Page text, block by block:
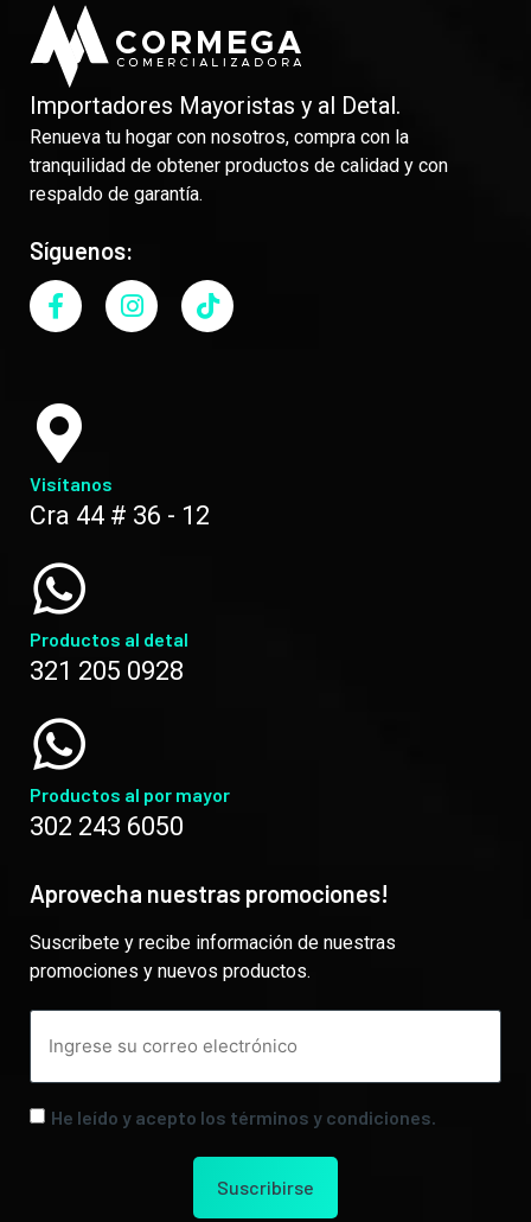
Importadores Mayoristas y al Detal.
Renueva tu hogar con nosotros, compra con la
tranquilidad de obtener productos de calidad y con
respaldo de garantía.
Síguenos:
Visítanos
Cra 44 # 36 - 12
Productos al detal
321 205 0928
Productos al por mayor
302 243 6050
Aprovecha nuestras promociones!
Suscribete y recibe información de nuestras
promociones y nuevos productos.
He leído y acepto los términos y condiciones.